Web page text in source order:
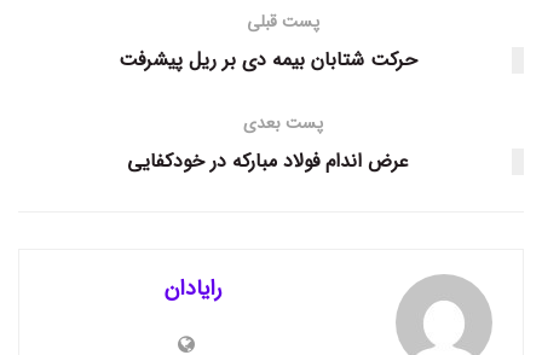
پست قبلی
حرکت شتابان بیمه دی بر ریل پیشرفت
پست بعدی
عرض اندام فولاد مبارکه در خودکفایی
رایادان